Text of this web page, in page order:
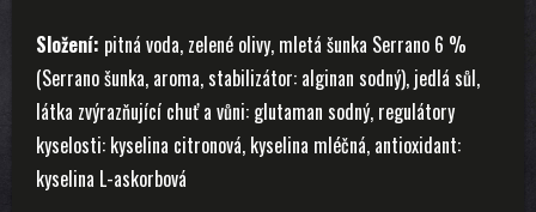
Složení: pitná voda, zelené olivy, mletá šunka Serrano 6 %
(Serrano šunka, aroma, stabilizátor: alginan sodný), jedlá sůl,
látka zvýrazňující chuť a vůni: glutaman sodný, regulátory
kyselosti: kyselina citronová, kyselina mléčná, antioxidant:
kyselina L-askorbová